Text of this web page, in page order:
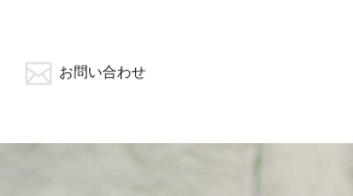
お問い合わせ